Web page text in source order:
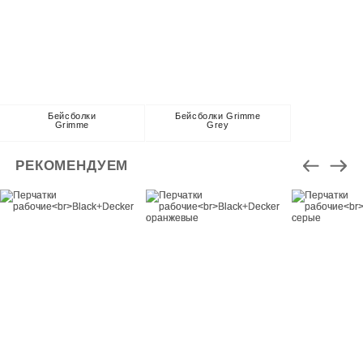
Бейсболки
Grimme
Бейсболки Grimme
Grey
РЕКОМЕНДУЕМ